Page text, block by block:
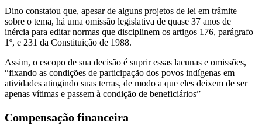
Dino constatou que, apesar de alguns projetos de lei em trâmite
sobre o tema, há uma omissão legislativa de quase 37 anos de
inércia para editar normas que disciplinem os artigos 176, parágrafo
1º, e 231 da Constituição de 1988.
Assim, o escopo de sua decisão é suprir essas lacunas e omissões,
“fixando as condições de participação dos povos indígenas em
atividades atingindo suas terras, de modo a que eles deixem de ser
apenas vítimas e passem à condição de beneficiários”
Compensação financeira